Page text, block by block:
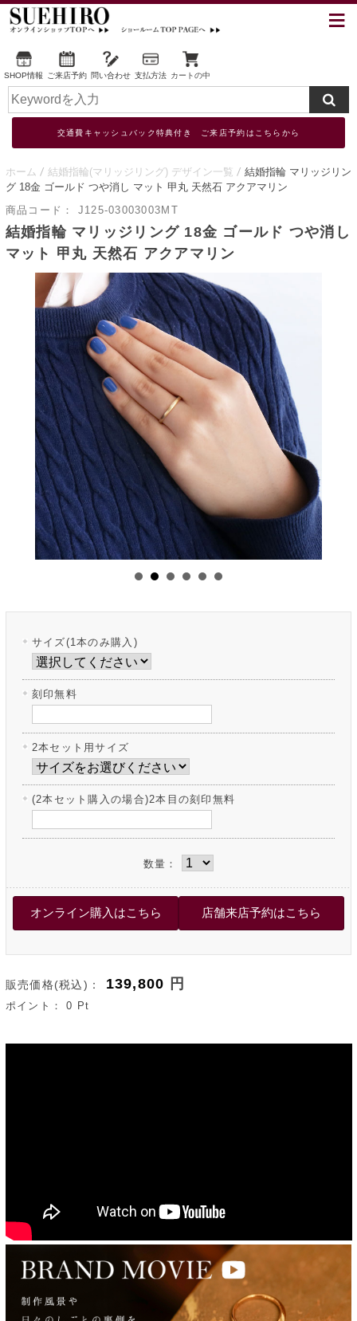
SHOP情報 ご来店予約 問い合わせ 支払方法 カートの中
交通費キャッシュバック特典付き ご来店予約はこちらから
ホーム 結婚指輪(マリッジリング) デザイン一覧
結婚指輪 マリッジリン
グ 18金 ゴールド つや消し マット 甲丸 天然石 アクアマリン
商品コード：
J125-03003003MT
結婚指輪 マリッジリング 18金 ゴールド つや消し
マット 甲丸 天然石 アクアマリン
サイズ(1本のみ購入)
刻印無料
2本セット用サイズ
(2本セット購入の場合)2本目の刻印無料
数量：
販売価格(税込)： 139,800 円
ポイント：0 Pt